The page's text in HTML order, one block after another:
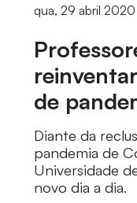
qua, 29 abril
de
Diante da
pandemia de
Universidade
novo dia a dia.